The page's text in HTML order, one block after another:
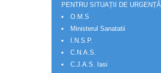
PENTRU SITUAȚII DE URGENȚĂ
O.M.S
Ministerul Sanatatii
I.N.S.P.
C.N.A.S.
C.J.A.S. Iasi